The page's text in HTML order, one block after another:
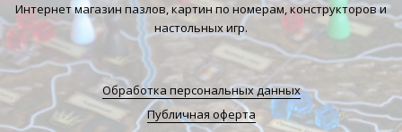
Интернет магазин пазлов, картин по номерам, конструкторов и
настольных игр.
Обработка персональных данных
Публичная оферта